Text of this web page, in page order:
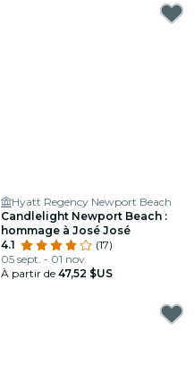
Hyatt Regency Newport Beach
Candlelight Newport Beach :
hommage à José José
4.1
(17)
05 sept. - 01 nov.
À partir de 47,52 $US